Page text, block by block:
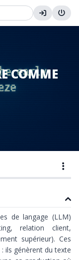
COMME
de langage (LLM)
relation client,
supérieur). Ces
ils génèrent du texte